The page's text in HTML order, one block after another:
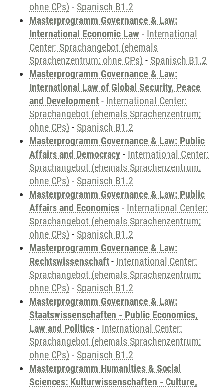
ohne CPs) - Spanisch B1.2
Masterprogramm Governance & Law:
International Economic Law - International
Center: Sprachangebot (ehemals
Sprachenzentrum; ohne CPs) - Spanisch B1.2
Masterprogramm Governance & Law:
International Law of Global Security, Peace
and Development - International Center:
Sprachangebot (ehemals Sprachenzentrum;
ohne CPs) - Spanisch B1.2
Masterprogramm Governance & Law: Public
Affairs and Democracy - International Center:
Sprachangebot (ehemals Sprachenzentrum;
ohne CPs) - Spanisch B1.2
Masterprogramm Governance & Law: Public
Affairs and Economics - International Center:
Sprachangebot (ehemals Sprachenzentrum;
ohne CPs) - Spanisch B1.2
Masterprogramm Governance & Law:
Rechtswissenschaft - International Center:
Sprachangebot (ehemals Sprachenzentrum;
ohne CPs) - Spanisch B1.2
Masterprogramm Governance & Law:
Staatswissenschaften - Public Economics,
Law and Politics - International Center:
Sprachangebot (ehemals Sprachenzentrum;
ohne CPs) - Spanisch B1.2
Masterprogramm Humanities & Social
Sciences: Kulturwissenschaften - Culture,